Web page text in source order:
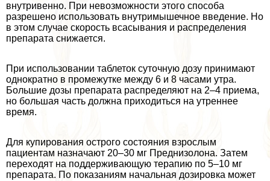
внутривенно. При невозможности этого способа
разрешено использовать внутримышечное введение. Но
в этом случае скорость всасывания и распределения
препарата снижается.
При использовании таблеток суточную дозу принимают
однократно в промежутке между 6 и 8 часами утра.
Большие дозы препарата распределяют на 2–4 приема,
но большая часть должна приходиться на утреннее
время.
Для купирования острого состояния взрослым
пациентам назначают 20–30 мг Преднизолона. Затем
переходят на поддерживающую терапию по 5–10 мг
препарата. По показаниям начальная дозировка может